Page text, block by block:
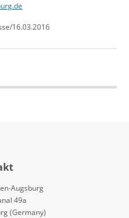
16.03.2016
Augsburg
49a
(Germany)